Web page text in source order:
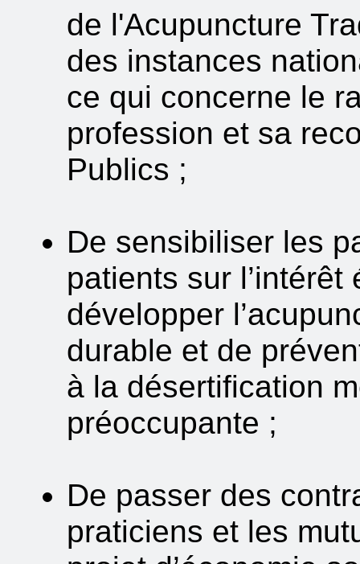
de l'Acupuncture
des instances
ce qui concerne le
profession et sa
Publics ;
De sensibiliser les
patients sur l’intérêt
développer
durable et de
à la désertification
préoccupante ;
De passer des
praticiens et les